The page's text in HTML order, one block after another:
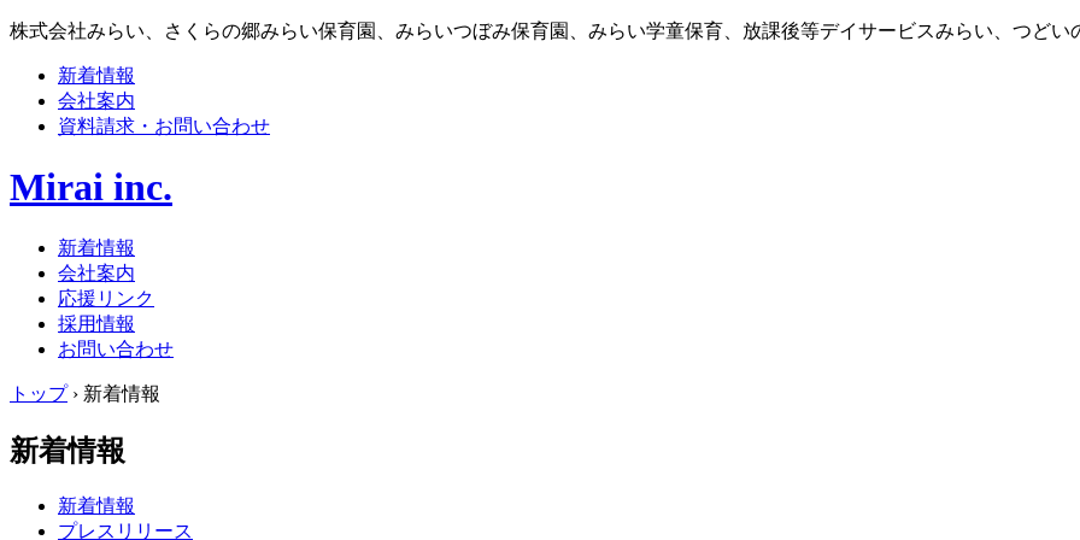
株式会社みらい、さくらの郷みらい保育園、みらいつぼみ保育園、みらい学童保育、放課後等デイサービスみらい、つどい
新着情報
会社案内
資料請求・お問い合わせ
Mirai inc.
新着情報
会社案内
応援リンク
採用情報
お問い合わせ
トップ› 新着情報
新着情報
新着情報
プレスリリース